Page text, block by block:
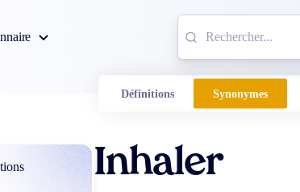
Définitions Synonymes
Inhaler